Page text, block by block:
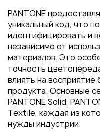
под
PANTONE
уникальный код, что
идентифицировать и
независимо от
материалов. Это
точность
влиять на восприятие
продукта. Основные
PANTONE Solid,
Textile, каждая из
нужды индустрии.